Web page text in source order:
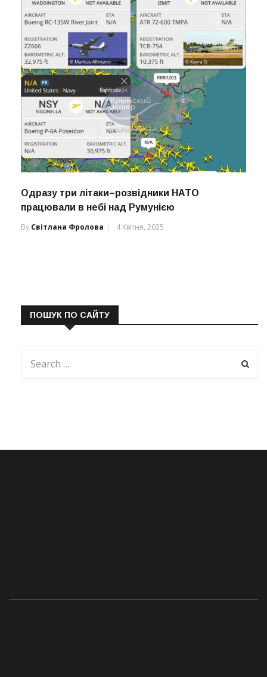
Одразу три літаки–розвідники НАТО
працювали в небі над Румунією
By Світлана Фролова 4 Квітня, 2025
ПОШУК ПО САЙТУ